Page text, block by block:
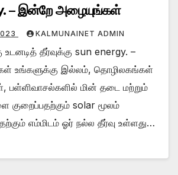
– இன்றே அழையுங்கள்
KALMUNAINET ADMIN
தீர்வுக்கு sun energy. –
உங்களுக்கு இல்லம், தொழிலகங்கள்
பள்ளிவாசல்களில் மின் தடை மற்றும்
solar மூலம்
எம்மிடம் ஓர் நல்ல தீர்வு உள்ளது…